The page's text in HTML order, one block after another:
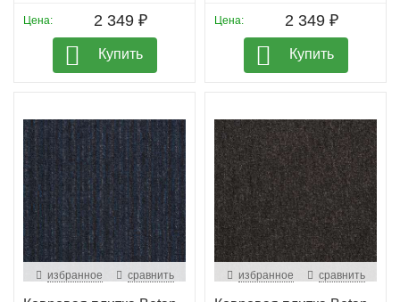
Цена: 2 349 ₽
Купить
Цена: 2 349 ₽
Купить
избранное сравнить избранное сравнить